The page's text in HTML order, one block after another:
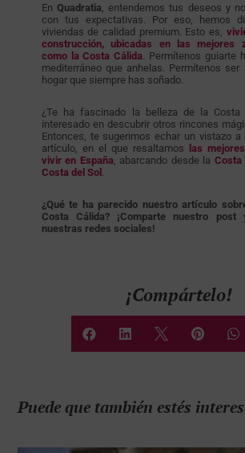
En Quadratia , entendemos tus deseos y
con tus expectativas. Por eso, hemos
viviendas de calidad premium. Esto es,
construcción, ubicadas en las mejores
como la Costa Cálida . Permítenos guiarte
mediterráneo que anhelas. Permítenos ser
hogar que siempre has soñado.
¿Te ha fascinado la belleza de la Costa
interesado en descubrir otros rincones
Entonces, te sugerimos echar un vistazo a
artículo, en el que resaltamos
las
vivir en España, abarcando desde la Costa
Costa del Sol .
¿Qué te ha parecido nuestro artículo
Costa Cálida? ¡Comparte nuestro
nuestras redes sociales!
¡Compártelo!
    
Puede que también estés